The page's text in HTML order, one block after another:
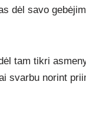
dėl savo
tam tikri
svarbu norint